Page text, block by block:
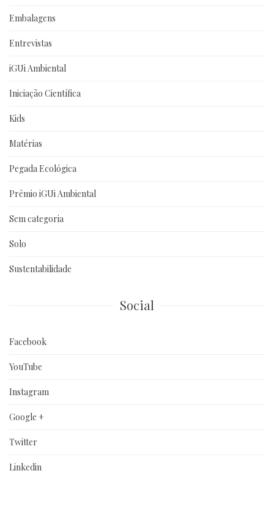
Embalagens
Entrevistas
iGUi Ambiental
Iniciação Científica
Kids
Matérias
Pegada Ecológica
Prêmio iGUi Ambiental
Sem categoria
Solo
Sustentabilidade
Social
Facebook
YouTube
Instagram
Google +
Twitter
Linkedin